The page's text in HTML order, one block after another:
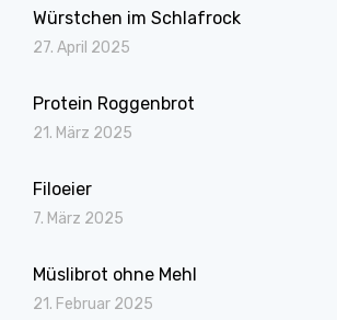
Würstchen im Schlafrock
27. April 2025
Protein Roggenbrot
21. März 2025
Filoeier
7. März 2025
Müslibrot ohne Mehl
21. Februar 2025